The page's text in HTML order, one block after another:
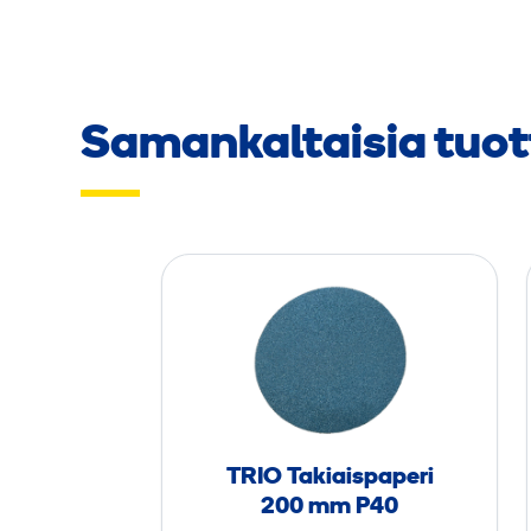
Samankaltaisia
R
I
O
T
a
k
TRIO Takiaispaperi
200 mm P40